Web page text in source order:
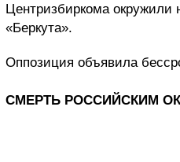
Центризбиркома окружили
«Беркута».
Оппозиция объявила
СМЕРТЬ РОССИЙСКИМ